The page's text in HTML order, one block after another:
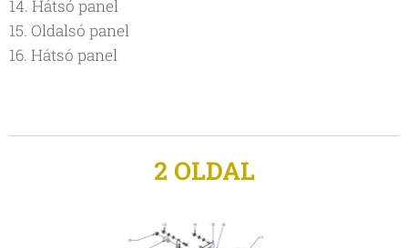
14. Hátsó panel
15. Oldalsó panel
16. Hátsó panel
2 OLDAL